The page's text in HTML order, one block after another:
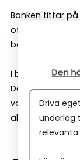
Banken tittar
ofta också på
borgen och
I båda fallen
Det är normalt
vara smart att
alternativ.
Den
Driva
underlag
relevanta